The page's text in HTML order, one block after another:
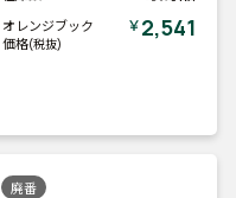
オレンジブック
価格(税抜)
￥2,541
廃番